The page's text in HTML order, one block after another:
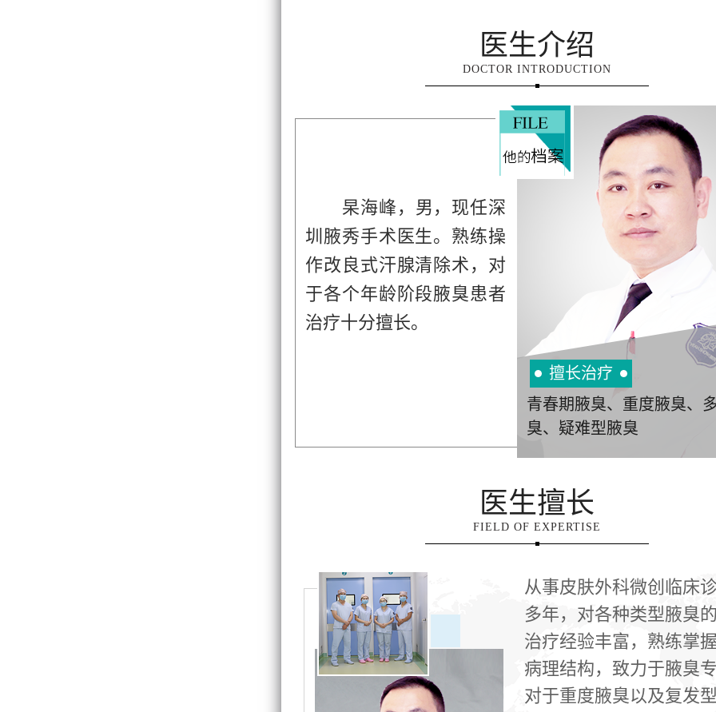
医生介绍
DOCTOR INTRODUCTION
杲海峰，男，现任深
圳腋秀手术医生。熟练操
作改良式汗腺清除术，对
于各个年龄阶段腋臭患者
治疗十分擅长。
擅长治疗
青春期腋臭、重度腋臭、
臭、疑难型腋臭
医生擅长
FIELD OF EXPERTISE
从事皮肤外科微创临床
多年，对各种类型腋臭
治疗经验丰富，熟练掌
病理结构，致力于腋臭
对于重度腋臭以及复发